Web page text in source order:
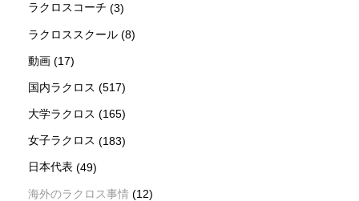
ラクロスコーチ (3)
ラクロススクール (8)
動画 (17)
国内ラクロス (517)
大学ラクロス (165)
女子ラクロス (183)
日本代表 (49)
海外のラクロス事情 (12)